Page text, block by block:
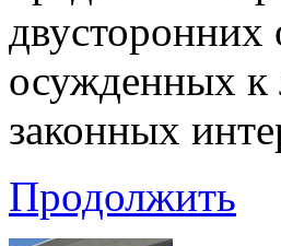
осужденных
законных
Продолжить